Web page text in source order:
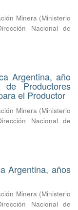
Minera (Ministerio
Nacional de
Argentina, año
Productores
el Productor
Minera (Ministerio
Nacional de
Argentina, años
Minera (Ministerio
Nacional de